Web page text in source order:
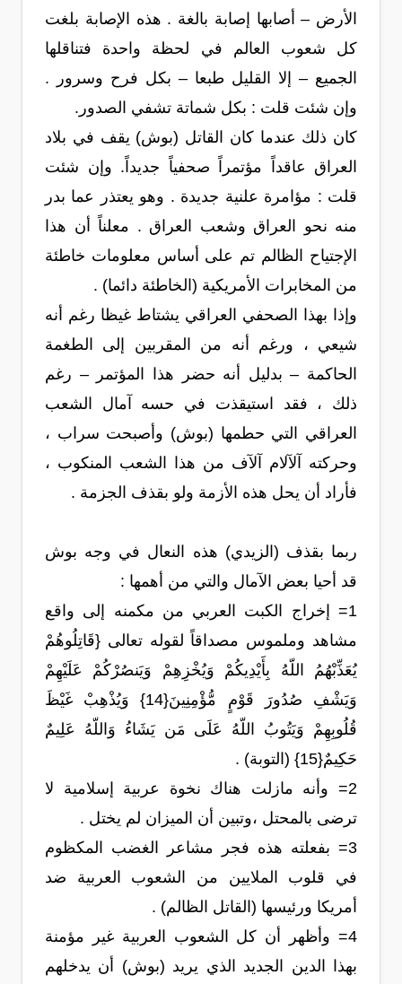
الأرض – أصابها إصابة بالغة . هذه الإصابة بلغت
كل شعوب العالم في لحظة واحدة فتناقلها
الجميع – إلا القليل طبعا – بكل فرح وسرور .
وإن شئت قلت : بكل شماتة تشفي الصدور.
كان ذلك عندما كان القاتل (بوش) يقف في بلاد
العراق عاقداً مؤتمراً صحفياً جديداً. وإن شئت
قلت : مؤامرة علنية جديدة . وهو يعتذر عما بدر
منه نحو العراق وشعب العراق . معلناً أن هذا
الإجتياح الظالم تم على أساس معلومات خاطئة
من المخابرات الأمريكية (الخاطئة دائما) .
وإذا بهذا الصحفي العراقي يشتاط غيظا رغم أنه
شيعي ، ورغم أنه من المقربين إلى الطغمة
الحاكمة – بدليل أنه حضر هذا المؤتمر – رغم
ذلك ، فقد استيقذت في حسه آمال الشعب
العراقي التي حطمها (بوش) وأصبحت سراب ،
وحركته آلآلام آلآف من هذا الشعب المنكوب ،
فأراد أن يحل هذه الأزمة ولو بقذف الجزمة .
ربما بقذف (الزيدي) هذه النعال في وجه بوش
قد أحيا بعض الآمال والتي من أهمها :
1= إخراج الكبت العربي من مكمنه إلى واقع
مشاهد وملموس مصداقاً لقوله تعالى {قَاتِلُوهُمْ
يُعَذِّبْهُمُ اللّهُ بِأَيْدِيكُمْ وَيُخْزِهِمْ وَيَنصُرْكُمْ عَلَيْهِمْ
وَيَشْفِ صُدُورَ قَوْمٍ مُّؤْمِنِينَ{14} وَيُذْهِبْ غَيْظَ
قُلُوبِهِمْ وَيَتُوبُ اللّهُ عَلَى مَن يَشَاءُ وَاللّهُ عَلِيمٌ
حَكِيمٌ{15} (التوبة) .
2= وأنه مازلت هناك نخوة عربية إسلامية لا
ترضى بالمحتل ،وتبين أن الميزان لم يختل .
3= بفعلته هذه فجر مشاعر الغضب المكظوم
في قلوب الملايين من الشعوب العربية ضد
أمريكا ورئيسها (القاتل الظالم) .
4= وأظهر أن كل الشعوب العربية غير مؤمنة
بهذا الدين الجديد الذي يريد (بوش) أن يدخلهم